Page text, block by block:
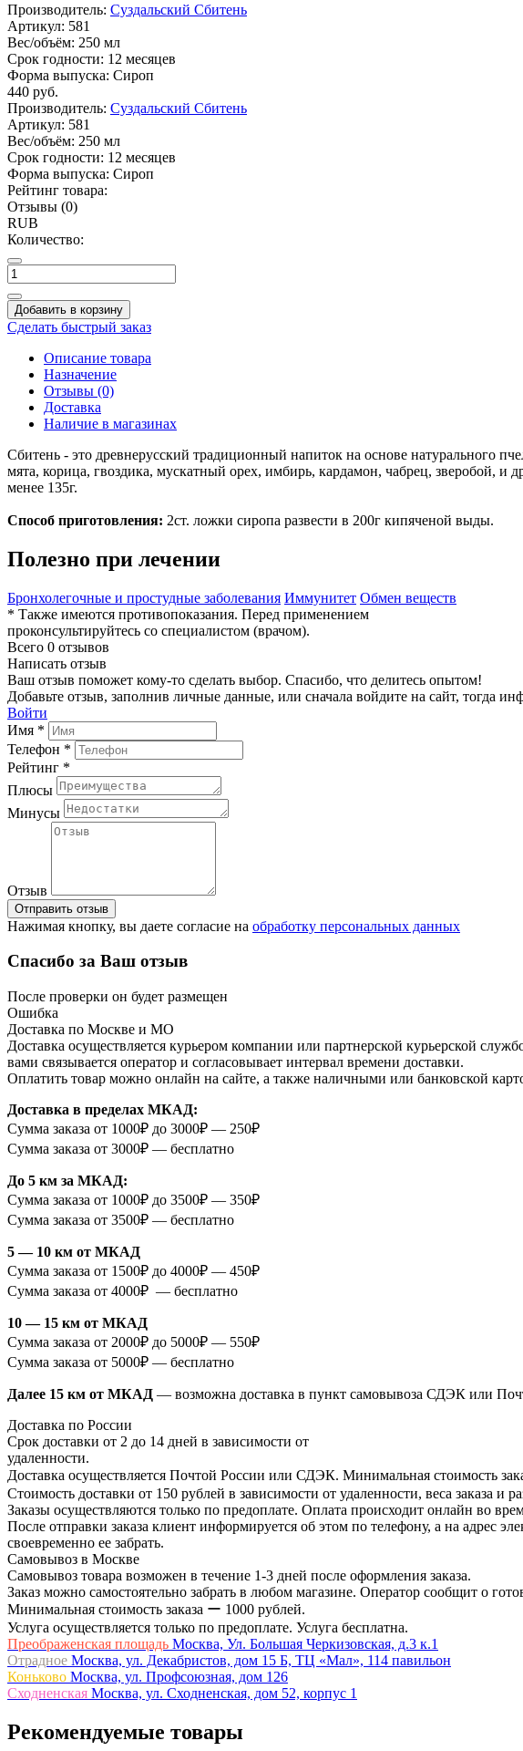
Производитель: Суздальский Сбитень
Артикул: 581
Вес/объём: 250 мл
Срок годности: 12 месяцев
Форма выпуска: Сироп
440 руб.
Производитель: Суздальский Сбитень
Артикул: 581
Вес/объём: 250 мл
Срок годности: 12 месяцев
Форма выпуска: Сироп
Рейтинг товара:
Отзывы (0)
RUB
Количество:
Добавить в корзину
Сделать быстрый заказ
Описание товара
Назначение
Отзывы (0)
Доставка
Наличие в магазинах
Сбитень - это древнерусский традиционный напиток на основе натурального
мята, корица, гвоздика, мускатный орех, имбирь, кардамон, чабрец, зверобой,
менее 135г.
Способ приготовления: 2ст. ложки сиропа развести в 200г кипяченой выды.
Полезно при лечении
Бронхолегочные и простудные заболевания Иммунитет Обмен веществ
* Также имеются противопоказания. Перед применением
проконсультируйтесь со специалистом (врачом).
Всего 0 отзывов
Написать отзыв
Ваш отзыв поможет кому-то сделать выбор. Спасибо, что делитесь опытом!
Добавьте отзыв, заполнив личные данные, или сначала войдите на сайт, тогда
Войти
Имя *
Телефон *
Рейтинг *
Плюсы
Минусы
Отзыв
Отправить отзыв
Нажимая кнопку, вы даете согласие на обработку персональных данных
Спасибо за Ваш отзыв
После проверки он будет размещен
Ошибка
Доставка по Москве и МО
Доставка осуществляется курьером компании или партнерской курьерской
вами связывается оператор и согласовывает интервал времени доставки.
Оплатить товар можно онлайн на сайте, а также наличными или банковской
Доставка в пределах МКАД:
Сумма заказа от 1000₽ до 3000₽ — 250₽
Сумма заказа от 3000₽ — бесплатно
До 5 км за МКАД:
Сумма заказа от 1000₽ до 3500₽ — 350₽
Сумма заказа от 3500₽ — бесплатно
5 — 10 км от МКАД
Сумма заказа от 1500₽ до 4000₽ — 450₽
Сумма заказа от 4000₽ — бесплатно
10 — 15 км от МКАД
Сумма заказа от 2000₽ до 5000₽ — 550₽
Сумма заказа от 5000₽ — бесплатно
Далее 15 км от МКАД — возможна доставка в пункт самовывоза СДЭК или
Доставка по России
Срок доставки от 2 до 14 дней в зависимости от
удаленности.
Доставка осуществляется Почтой России или СДЭК. Минимальная стоимость
Стоимость доставки от 150 рублей в зависимости от удаленности, веса заказа и
Заказы осуществляются только по предоплате. Оплата происходит онлайн во
После отправки заказа клиент информируется об этом по телефону, а на адрес
своевременно ее забрать.
Самовывоз в Москве
Самовывоз товара возможен в течение 1-3 дней после оформления заказа.
Заказ можно самостоятельно забрать в любом магазине. Оператор сообщит о
Минимальная стоимость заказа ー 1000 рублей.
Услуга осуществляется только по предоплате. Услуга бесплатна.
Преображенская площадь Москва, Ул. Большая Черкизовская, д.3 к.1
Отрадное Москва, ул. Декабристов, дом 15 Б, ТЦ «Мал», 114 павильон
Коньково Москва, ул. Профсоюзная, дом 126
Сходненская Москва, ул. Сходненская, дом 52, корпус 1
Рекомендуемые товары